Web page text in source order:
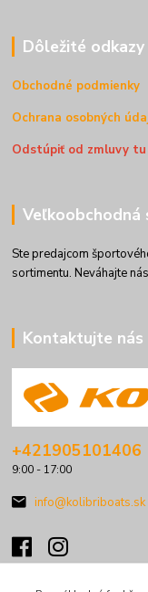
Dôležité odkazy
Obchodné podmienky
Ochrana osobných
Odstúpiť od zmluvy tu
Veľkoobchodná
Ste predajcom
sortimentu. Neváhajte
Kontaktujte nás
+421905101406
9:00 - 17:00
info@kolibriboats.sk